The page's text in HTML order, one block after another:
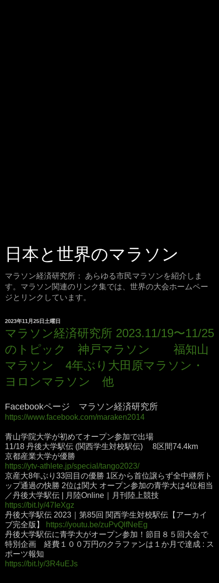
日本と世界のマラソン
マラソン経済研究所： あらゆる市民マラソンを紹介しま
す。マラソン関連のリンク集では、世界の大会ホームペー
ジとリンクしています。
2023年11月25日土曜日
マラソン経済研究所 2023.11/19〜11/25
のトピック 神戸マラソン 福知山
マラソン 4年ぶり大田原マラソン・
ヨロンマラソン 他
Facebookページ マラソン経済研究所
https://www.facebook.com/maraken2014
青山学院大学が初めてオープン参加で出場
11/18 丹後大学駅伝 (関西学生対校駅伝) 8区間74.4km
京都産業大学が優勝
https://ytv-athlete.jp/special/tango2023/
京産大8年ぶり33回目の優勝 1区から首位譲らず全中継所ト
ップ通過の快勝 2位は関大 オープン参加の青学大は4位相当
／丹後大学駅伝 | 月陸Online｜月刊陸上競技
https://bit.ly/47IeXgz
丹後大学駅伝 2023｜第85回 関西学生対校駅伝【アーカイ
ブ完全版】
https://youtu.be/zuPvQlfNeEg
丹後大学駅伝に青学大がオープン参加！節目８５回大会で
特別企画 経費１００万円のクラファンは１か月で達成 : ス
ポーツ報知
https://bit.ly/3R4uEJs